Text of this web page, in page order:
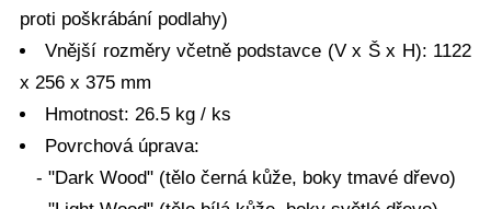
proti poškrábání podlahy)
Vnější rozměry včetně podstavce (V x Š x H): 1122
x 256 x 375 mm
Hmotnost: 26.5 kg / ks
Povrchová úprava:
- "Dark Wood" (tělo černá kůže, boky tmavé dřevo)